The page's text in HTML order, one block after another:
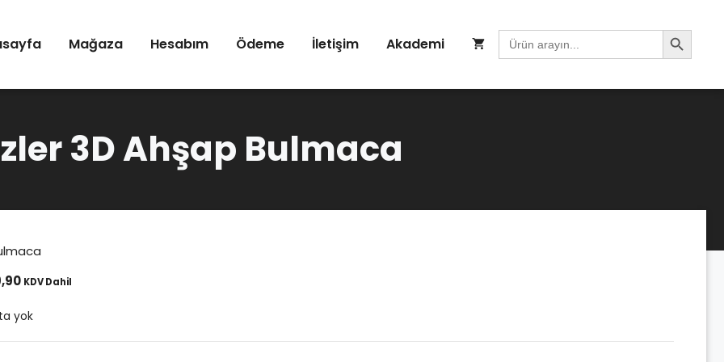
Mağaza Hesabım Ödeme İletişim Akademi Search
for:
Search Button
3D Ahşap Bulmaca
KDV Dahil
yok